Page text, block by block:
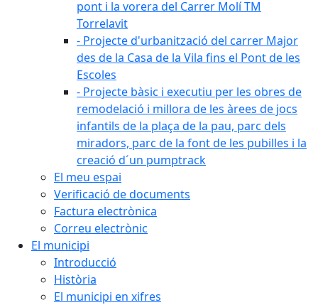
pont i la vorera del Carrer Molí TM
Torrelavit
- Projecte d'urbanització del carrer Major
des de la Casa de la Vila fins el Pont de les
Escoles
- Projecte bàsic i executiu per les obres de
remodelació i millora de les àrees de jocs
infantils de la plaça de la pau, parc dels
miradors, parc de la font de les pubilles i la
creació d´un pumptrack
El meu espai
Verificació de documents
Factura electrònica
Correu electrònic
El municipi
Introducció
Història
El municipi en xifres